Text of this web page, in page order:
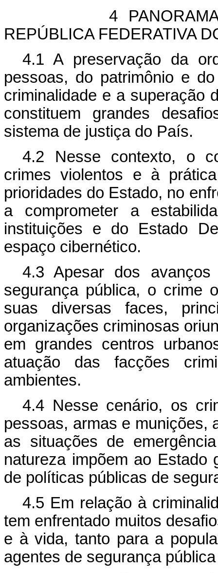
4 PANORAMA DA
REPÚBLICA FEDERATIVA
4.1 A preservação da
pessoas, do patrimônio e
criminalidade e a superação
constituem grandes
sistema de justiça do País.
4.2 Nesse contexto, o
crimes violentos e à
prioridades do Estado, no
a comprometer a
instituições e do Estado
espaço cibernético.
4.3 Apesar dos
segurança pública, o crime
suas diversas faces,
organizações criminosas
em grandes centros
atuação das facções
ambientes.
4.4 Nesse cenário, os
pessoas, armas e munições,
as situações de
natureza impõem ao Estado
de políticas públicas de
4.5 Em relação à
tem enfrentado muitos
e à vida, tanto para a
agentes de segurança